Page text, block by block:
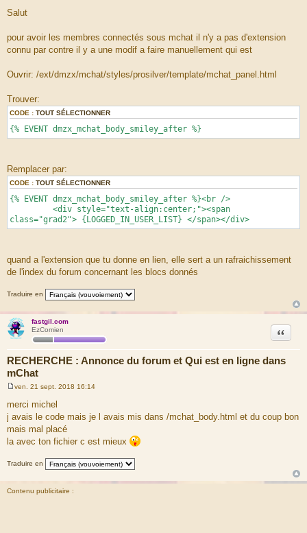
e
s
a
g
e
Salut
pour avoir les membres connectés sous mchat il n'y a pas d'extension
connu par contre il y a une modif a faire manuellement qui est
Ouvrir: /ext/dmzx/mchat/styles/prosilver/template/mchat_panel.html
Trouver:
CODE : TOUT SÉLECTIONNER
{% EVENT dmzx_mchat_body_smiley_after %}
Remplacer par:
CODE : TOUT SÉLECTIONNER
{% EVENT dmzx_mchat_body_smiley_after %}<br />
<div style="text-align:center;"><span
class="grad2"> {LOGGED_IN_USER_LIST} </span></div>
quand a l'extension que tu donne en lien, elle sert a un rafraichissement
de l'index du forum concernant les blocs donnés
Traduire en
fastgil.com
EzComien
RECHERCHE : Annonce du forum et Qui est en ligne dans
mChat
Citation
s
s
g
e
ven. 21 sept. 2018 16:14
merci michel
j avais le code mais je l avais mis dans /mchat_body.html et du coup bon
mais mal placé
la avec ton fichier c est mieux
Traduire en
Contenu publicitaire :